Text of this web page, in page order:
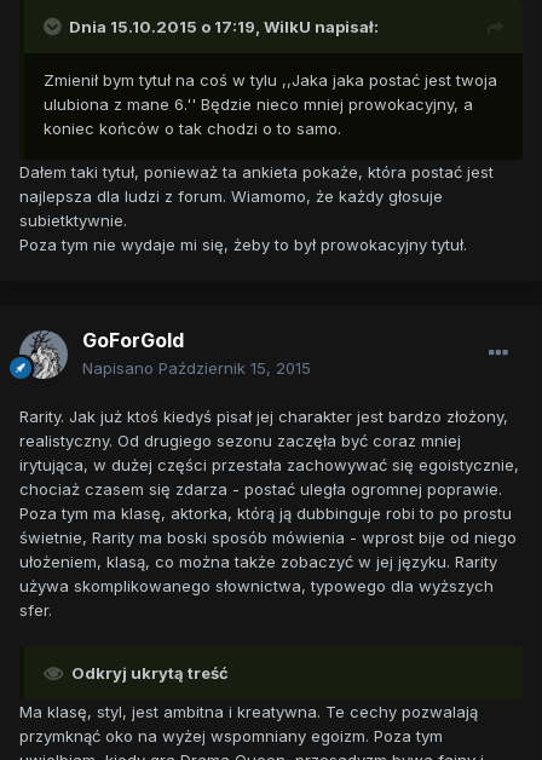
Dnia 15.10.2015 o 17:19, WilkU napisał:
Zmienił bym tytuł na coś w tylu ,,Jaka jaka postać jest twoja
ulubiona z mane 6.'' Będzie nieco mniej prowokacyjny, a
koniec końców o tak chodzi o to samo.
Dałem taki tytuł, ponieważ ta ankieta pokaże, która postać jest
najlepsza dla ludzi z forum. Wiamomo, że każdy głosuje
subietktywnie.
Poza tym nie wydaje mi się, żeby to był prowokacyjny tytuł.
GoForGold
Napisano Październik 15, 2015
Rarity. Jak już ktoś kiedyś pisał jej charakter jest bardzo złożony,
realistyczny. Od drugiego sezonu zaczęła być coraz mniej
irytująca, w dużej części przestała zachowywać się egoistycznie,
chociaż czasem się zdarza - postać uległa ogromnej poprawie.
Poza tym ma klasę, aktorka, którą ją dubbinguje robi to po prostu
świetnie, Rarity ma boski sposób mówienia - wprost bije od niego
ułożeniem, klasą, co można także zobaczyć w jej języku. Rarity
używa skomplikowanego słownictwa, typowego dla wyższych
sfer.
Odkryj ukrytą treść
Ma klasę, styl, jest ambitna i kreatywna. Te cechy pozwalają
przymknąć oko na wyżej wspomniany egoizm. Poza tym